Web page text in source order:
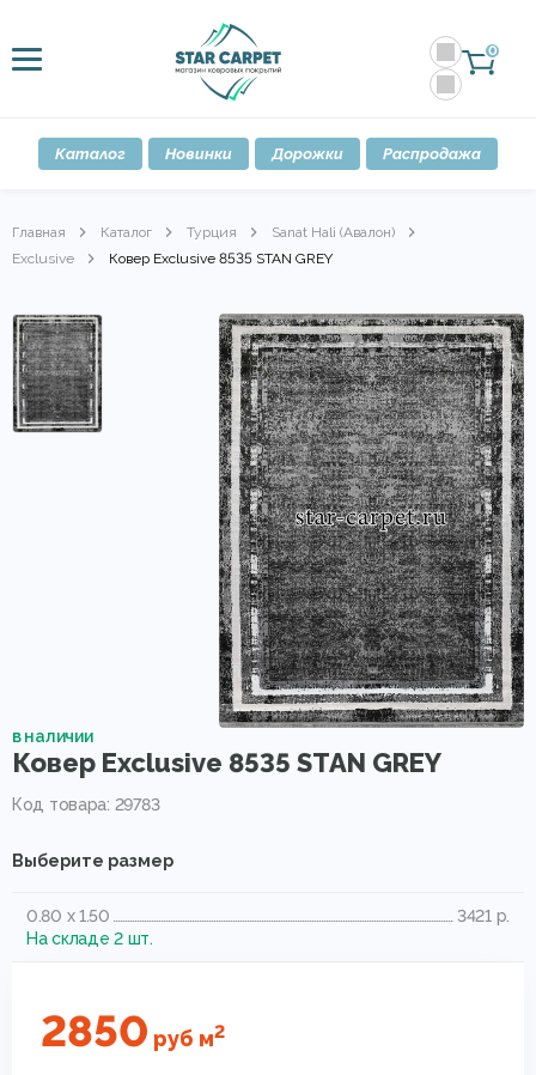
0
Каталог Новинки Дорожки Распродажа
Главная Каталог Турция
Sanat Hali (Авалон)
Exclusive
Ковер Exclusive 8535 STAN GREY
в наличии
Ковер Exclusive 8535 STAN GREY
Код товара: 29783
Выберите размер
0.80 x 1.50
3421 р.
На складе 2 шт.
2850 руб м2